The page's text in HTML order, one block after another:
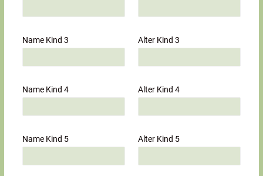
Name Kind 3 Alter Kind 3
Name Kind 4 Alter Kind 4
Name Kind 5 Alter Kind 5